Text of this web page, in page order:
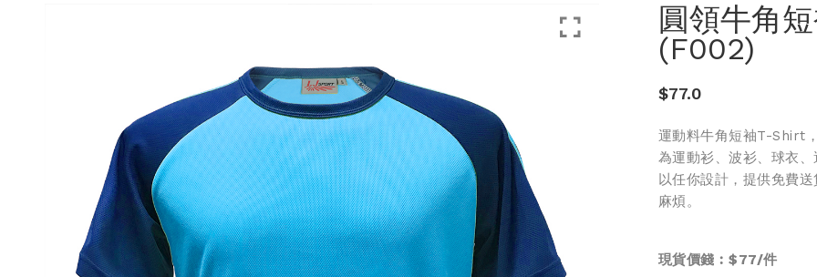
圓領牛角
(F002)
$77.0
運動料牛角短袖T-Shirt
為運動衫、波衫、球衣
以任你設計，提供免費
麻煩。
現貨價錢︰$77/件